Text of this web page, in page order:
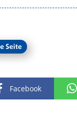
Seite
Facebook